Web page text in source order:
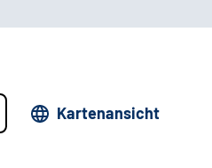
Kartenansicht